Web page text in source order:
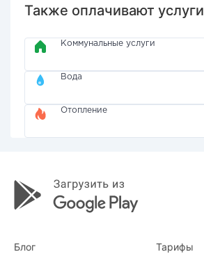
Также оплачивают услуги
Коммунальные услуги
Вода
Отопление
Блог Тарифы